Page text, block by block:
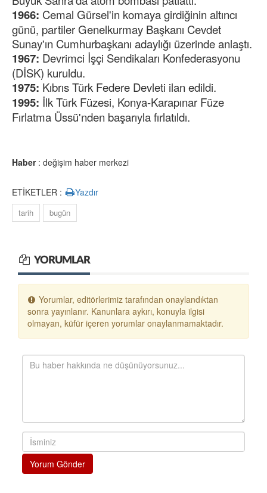
1966: Cemal Gürsel'in komaya girdiğinin altıncı
günü, partiler Genelkurmay Başkanı Cevdet
Sunay'ın Cumhurbaşkanı adaylığı üzerinde anlaştı.
1967: Devrimci İşçi Sendikaları Konfederasyonu
(DİSK) kuruldu.
1975: Kıbrıs Türk Federe Devleti ilan edildi.
1995: İlk Türk Füzesi, Konya-Karapınar Füze
Fırlatma Üssü'nden başarıyla fırlatıldı.
Haber: değişim haber merkezi
ETİKETLER : Yazdır
tarih bugün
YORUMLAR
Yorumlar, editörlerimiz tarafından onaylandıktan
sonra yayınlanır. Kanunlara aykırı, konuyla ilgisi
olmayan, küfür içeren yorumlar onaylanmamaktadır.
Yorum Gönder